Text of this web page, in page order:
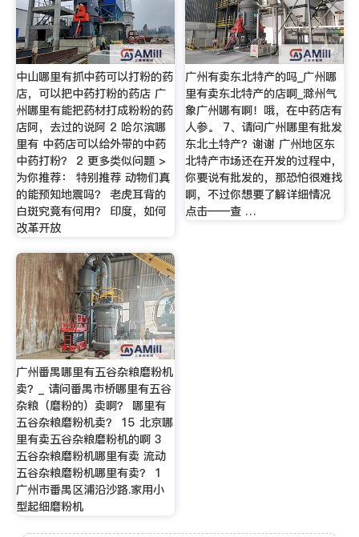
中山哪里有抓中药可以打粉的药
店，可以把中药打粉的药店 广
州哪里有能把药材打成粉粉的药
店阿，去过的说阿 2 哈尔滨哪
里有 中药店可以给外带的中药
中药打粉？ 2 更多类似问题 >
为你推荐： 特别推荐 动物们真
的能预知地震吗？ 老虎耳背的
白斑究竟有何用？ 印度，如何
改革开放
广州有卖东北特产的吗_广州哪
里有卖东北特产的店啊_滁州气
象广州哪有啊！哦，在中药店有
人参。 7、请问广州哪里有批发
东北土特产？谢谢 广州地区东
北特产市场还在开发的过程中，
你要说有批发的，那恐怕很难找
啊，不过你想要了解详细情况
点击——查 …
广州番禺哪里有五谷杂粮磨粉机
卖？_ 请问番禺市桥哪里有五谷
杂粮（磨粉的）卖啊？ 哪里有
五谷杂粮磨粉机卖？ 15 北京哪
里有卖五谷杂粮磨粉机的啊 3
五谷杂粮磨粉机哪里有卖 流动
五谷杂粮磨粉机哪里有卖？ 1
广州市番禺区浦沿沙路.家用小
型起细磨粉机